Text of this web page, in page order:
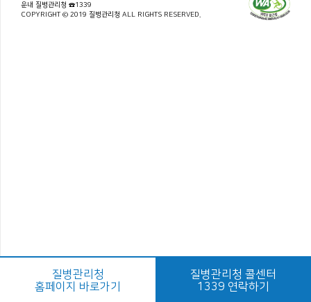
운내 질병관리청 ☎1339
COPYRIGHT © 2019 질병관리청 ALL RIGHTS RESERVED.
질병관리청
홈페이지 바로가기
질병관리청 콜센터
1339 연락하기